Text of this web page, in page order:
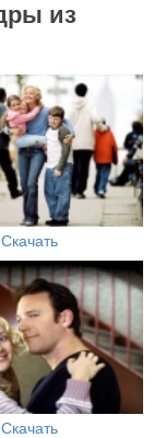
из
Скачать
Скачать